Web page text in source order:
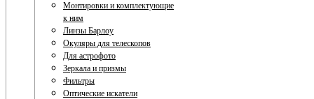
Монтировки и комплектующие
к ним
Линзы Барлоу
Окуляры для телескопов
Для астрофото
Зеркала и призмы
Фильтры
Оптические искатели